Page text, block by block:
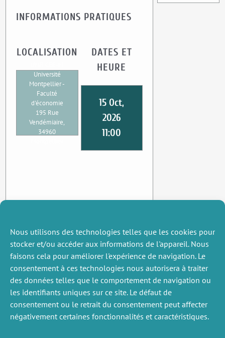
Nous utilisons des technologies telles que les cookies pour
stocker et/ou accéder aux informations de l'appareil. Nous
faisons cela pour améliorer l'expérience de navigation. Le
consentement à ces technologies nous autorisera à traiter
des données telles que le comportement de navigation ou
les identifiants uniques sur ce site. Le défaut de
consentement ou le retrait du consentement peut affecter
négativement certaines fonctionnalités et caractéristiques.
INFORMATIONS PRATIQUES
LOCALISATION
Université
Montpellier -
Faculté
d'économie
195 Rue
Vendémiaire,
34960
DATES ET
HEURE
15 Oct,
2026
11:00